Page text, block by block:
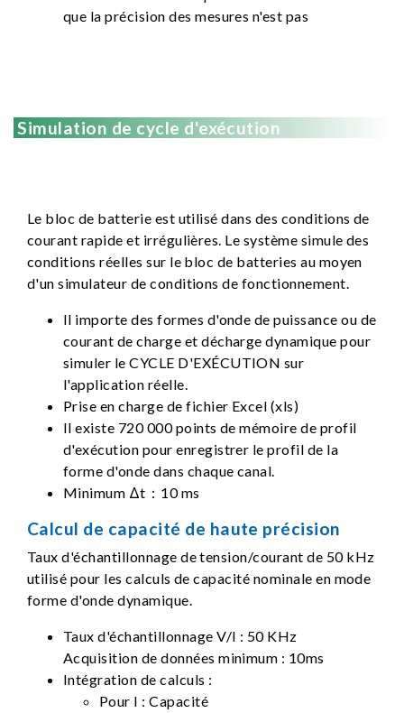
que la précision des mesures n'est pas
Simulation de cycle d'exécution
Le bloc de batterie est utilisé dans des conditions de
courant rapide et irrégulières. Le système simule des
conditions réelles sur le bloc de batteries au moyen
d'un simulateur de conditions de fonctionnement.
Il importe des formes d'onde de puissance ou de
courant de charge et décharge dynamique pour
simuler le CYCLE D'EXÉCUTION sur
l'application réelle.
Prise en charge de fichier Excel (xls)
Il existe 720 000 points de mémoire de profil
d'exécution pour enregistrer le profil de la
forme d'onde dans chaque canal.
Minimum Δt：10 ms
Calcul de capacité de haute précision
Taux d'échantillonnage de tension/courant de 50 kHz
utilisé pour les calculs de capacité nominale en mode
forme d'onde dynamique.
Taux d'échantillonnage V/I : 50 KHz
Acquisition de données minimum : 10ms
Intégration de calculs :
Pour I : Capacité